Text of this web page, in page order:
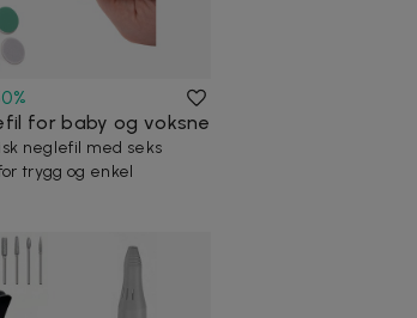
%
for baby og voksne
neglefil med seks
trygg og enkel